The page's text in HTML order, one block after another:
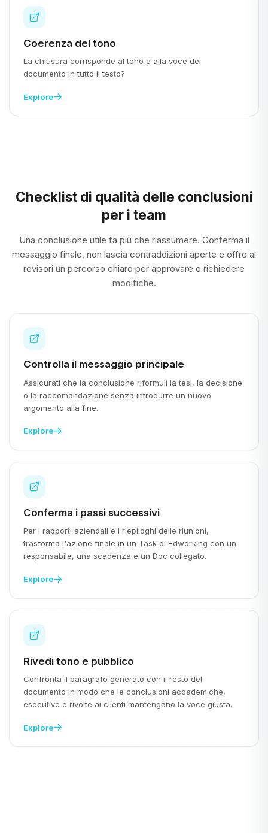
Coerenza del tono
La chiusura corrisponde al tono e alla voce del
documento in tutto il testo?
Explore
Checklist di qualità delle conclusioni
per i team
Una conclusione utile fa più che riassumere. Conferma il
messaggio finale, non lascia contraddizioni aperte e offre ai
revisori un percorso chiaro per approvare o richiedere
modifiche.
Controlla il messaggio principale
Assicurati che la conclusione riformuli la tesi, la decisione
o la raccomandazione senza introdurre un nuovo
argomento alla fine.
Explore
Conferma i passi successivi
Per i rapporti aziendali e i riepiloghi delle riunioni,
trasforma l'azione finale in un Task di Edworking con un
responsabile, una scadenza e un Doc collegato.
Explore
Rivedi tono e pubblico
Confronta il paragrafo generato con il resto del
documento in modo che le conclusioni accademiche,
esecutive e rivolte ai clienti mantengano la voce giusta.
Explore